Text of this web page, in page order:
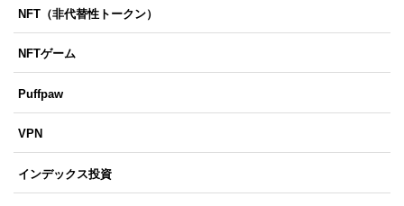
NFT（非代替性トークン）
NFTゲーム
Puffpaw
VPN
インデックス投資